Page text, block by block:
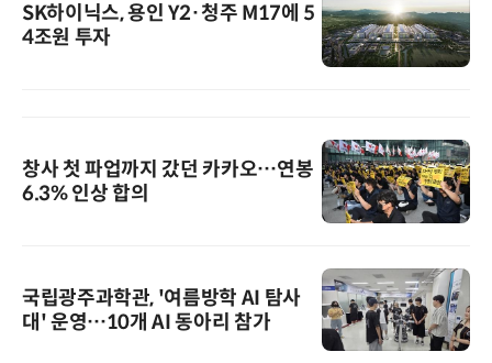
SK하이닉스, 용인 Y2·청주 M17에 5
4조원 투자
창사 첫 파업까지 갔던 카카오…연봉
6.3% 인상 합의
국립광주과학관, '여름방학 AI 탐사
대' 운영…10개 AI 동아리 참가